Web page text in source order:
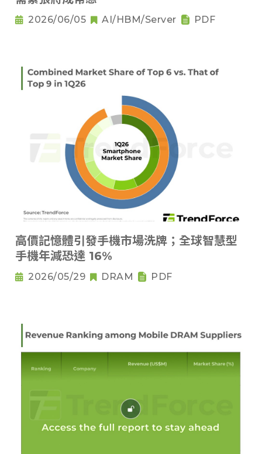
2026/06/05 AI/HBM/Server PDF
高價記憶體引發手機市場洗牌；全球智慧型
手機年減恐達 16%
2026/05/29 DRAM PDF